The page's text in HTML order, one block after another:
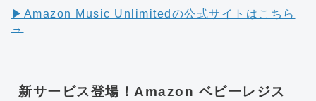
▶︎Amazon Music Unlimitedの公式サイトはこちら
→
新サービス登場！Amazon ベビーレジス